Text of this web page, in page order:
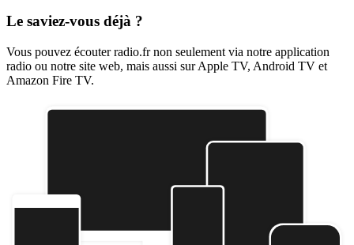
Le saviez-vous déjà ?
Vous pouvez écouter radio.fr non seulement via notre application
radio ou notre site web, mais aussi sur Apple TV, Android TV et
Amazon Fire TV.